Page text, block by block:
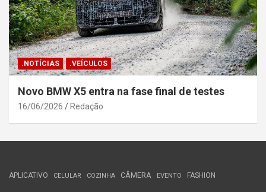
.NOTÍCIAS .VEÍCULOS
Novo BMW X5 entra na fase final de testes
16/06/2026 Redação
APLICATIVO CELULAR COZINHA CÂMERA EVENTO FASHION